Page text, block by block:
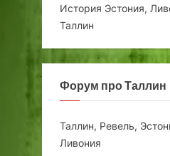
История Эстония,
Таллин
Форум про Таллин
Таллин, Ревель,
Ливония